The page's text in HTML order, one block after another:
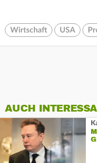
Wirtschaft USA
AUCH